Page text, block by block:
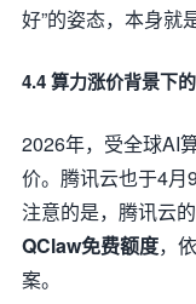
好”的姿态，本身就
4.4 算力涨价背景下
2026年，受全球AI
价。腾讯云也于4月
注意的是，腾讯云的
QClaw免费额度，
案。